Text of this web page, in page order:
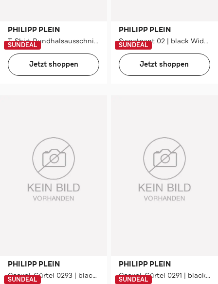
PHILIPP PLEIN
T-Shirt Rundhalsausschnitt Ss
SUNDEAL
Jetzt shoppen
PHILIPP PLEIN
Sweatpant 02 | black Wide/ Loose Fit
SUNDEAL
Jetzt shoppen
PHILIPP PLEIN
Casual-Gürtel 0293 | black/lightgold
SUNDEAL
PHILIPP PLEIN
Casual-Gürtel 0291 | black/nickel
SUNDEAL